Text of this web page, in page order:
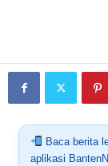
Baca berita
aplikasi